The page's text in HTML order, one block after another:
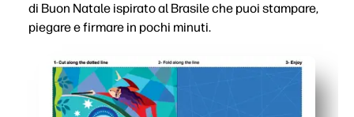
di Buon Natale ispirato al Brasile che puoi stampare,
piegare e firmare in pochi minuti.
Stampa a domicilio senza preparazione: perfetta per
I vivaci colori brasiliani e i dettagli della natura fanno
Ideale per le aule e la famiglia: una rapida attività da